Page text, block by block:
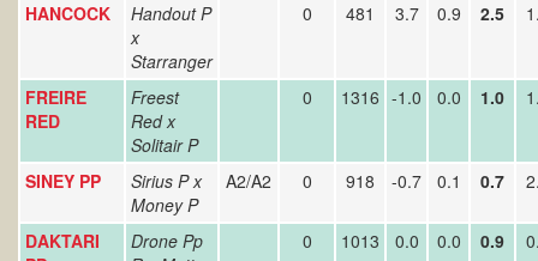
HANCOCK
Handout P
x
Starranger
0 481 3.7 0.9 2.5
FREIRE
RED
Freest
Red x
Solitair P
0 1316 -1.0 0.0 1.0
SINEY PP
Sirius P x
Money P
A2/A2 0 918 -0.7 0.1 0.7
DAKTARI
Drone Pp
0 1013 0.0 0.0 0.9